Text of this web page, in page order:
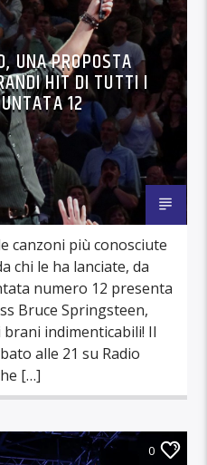
UNA PROPOSTA
HIT DI TUTTI I
12
canzoni più conosciute
chi le ha lanciate, da
numero 12 presenta
Bruce Springsteen,
indimenticabili! Il
alle 21 su Radio
[…]
0